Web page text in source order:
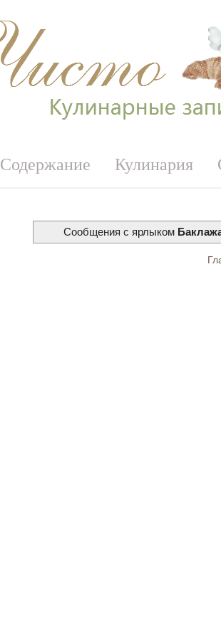
Содержание Кулинария
Сообщения с ярлыком